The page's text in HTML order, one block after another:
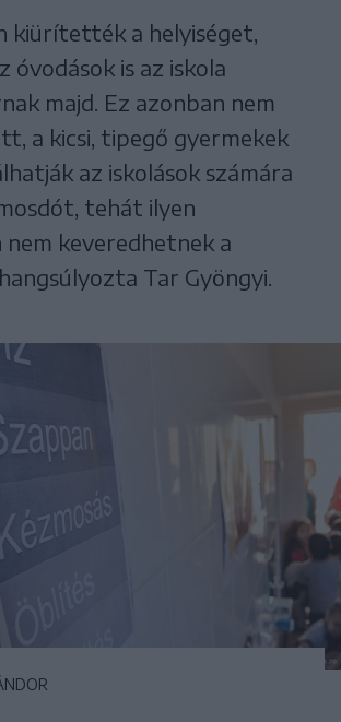
kiürítették a helyiséget,
óvodások is az iskola
majd. Ez azonban nem
a kicsi, tipegő gyermekek
az iskolások számára
tehát ilyen
keveredhetnek a
Tar Gyöngyi.